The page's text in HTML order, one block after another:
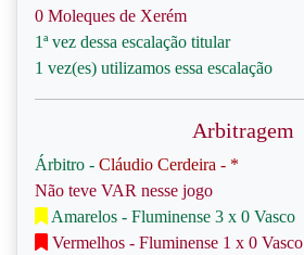
0 Moleques de Xerém
1ª vez dessa escalação titular
1 vez(es) utilizamos essa escalação
Arbitragem
Árbitro - Cláudio Cerdeira - *
Não teve VAR nesse jogo
Amarelos - Fluminense 3 x 0 Vasco
Vermelhos - Fluminense 1 x 0 Vasco